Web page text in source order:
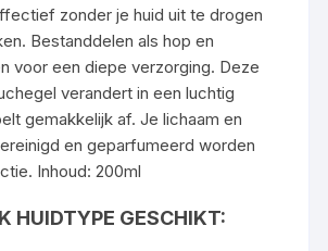
zonder je huid uit te drogen
Bestanddelen als hop en
voor een diepe verzorging. Deze
verandert in een luchtig
gemakkelijk af. Je lichaam en
en geparfumeerd worden
Inhoud: 200ml
HUIDTYPE GESCHIKT: